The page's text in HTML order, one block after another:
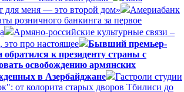
для меня — это второй дом»
Америабанк
розничного банкинга за первое
Армяно-российские культурные связи –
про настоящее
Бывший премьер-
к президенту страны с
освобождению армянских
в Азербайджане
Гастроли студии
от колорита старых дворов Тбилиси до